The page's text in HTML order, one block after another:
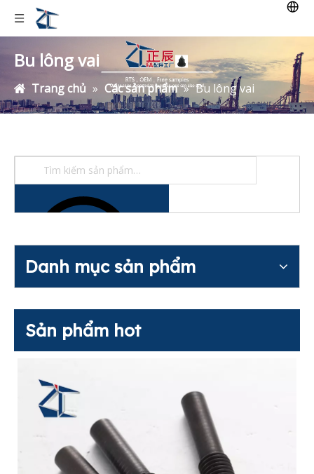
Bu lông vai
Trang chủ » Các sản phẩm » Bu lông vai
Danh mục sản phẩm
Sản phẩm hot